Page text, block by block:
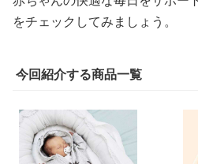
をチェックしてみましょう。
今回紹介する商品一覧